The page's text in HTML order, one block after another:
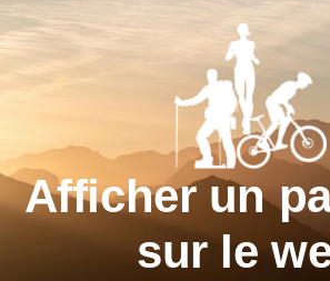
Afficher un
sur le